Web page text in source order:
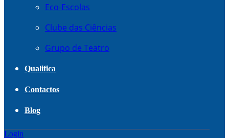
Eco-Escolas
Clube das Ciências
Grupo de Teatro
Qualifica
Contactos
Blog
Login